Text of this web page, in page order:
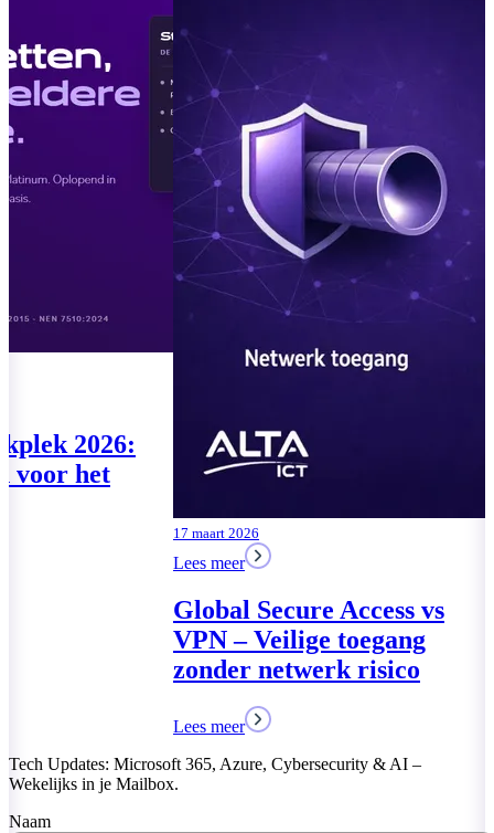
Te klein voor de
Cyberbeveiligingswet? De
04 augustus 2026
Tech Updates: Microsoft 365, Azure, Cybersecurity & AI –
Wekelijks in je Mailbox.
Naam